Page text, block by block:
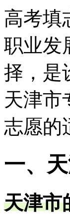
高考填
职业发
择，是
天津市
志愿的
一、
天津市